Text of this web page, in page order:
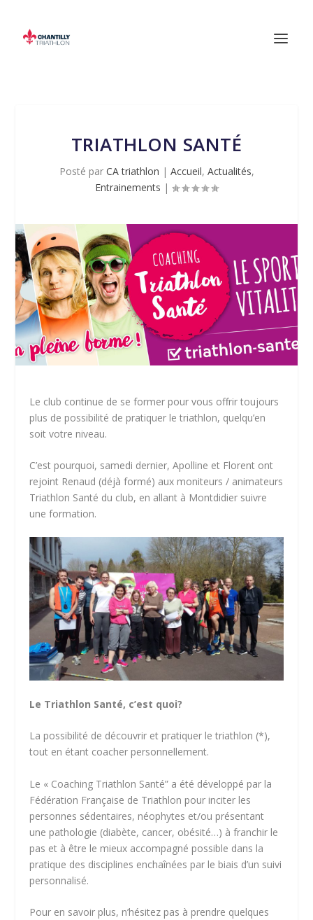
TRIATHLON SANTÉ
Posté par CA triathlon | Accueil, Actualités,
Entrainements |
Le club continue de se former pour vous offrir toujours
plus de possibilité de pratiquer le triathlon, quelqu’en
soit votre niveau.
C’est pourquoi, samedi dernier, Apolline et Florent ont
rejoint Renaud (déjà formé) aux moniteurs / animateurs
Triathlon Santé du club, en allant à Montdidier suivre
une formation.
Le Triathlon Santé, c’est quoi?
La possibilité de découvrir et pratiquer le triathlon (*),
tout en étant coacher personnellement.
Le « Coaching Triathlon Santé” a été développé par la
Fédération Française de Triathlon pour inciter les
personnes sédentaires, néophytes et/ou présentant
une pathologie (diabète, cancer, obésité…) à franchir le
pas et à être le mieux accompagné possible dans la
pratique des disciplines enchaînées par le biais d’un suivi
personnalisé.
Pour en savoir plus, n’hésitez pas à prendre quelques